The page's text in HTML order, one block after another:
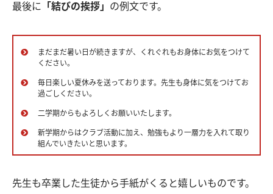
最後に 「結びの挨拶」 の例文です。
まだまだ暑い日が続きますが、くれぐれもお身体にお気をつけて
ください。
毎日楽しい夏休みを送っております。先生も身体に気をつけてお
過ごしください。
二学期からもよろしくお願いいたします。
新学期からはクラブ活動に加え、勉強もより一層力を入れて取り
組んでいきたいと思います。
先生も卒業した生徒から手紙がくると嬉しいものです。